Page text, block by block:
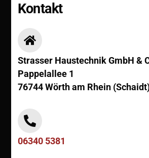
Kontakt
Icon
label
Strasser Haustechnik GmbH &
Pappelallee 1
76744 Wörth am Rhein
Icon
label
06340 5381